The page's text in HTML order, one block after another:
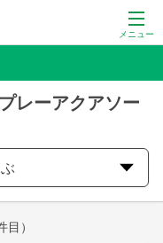
メニュー
レーアクアソー
目）